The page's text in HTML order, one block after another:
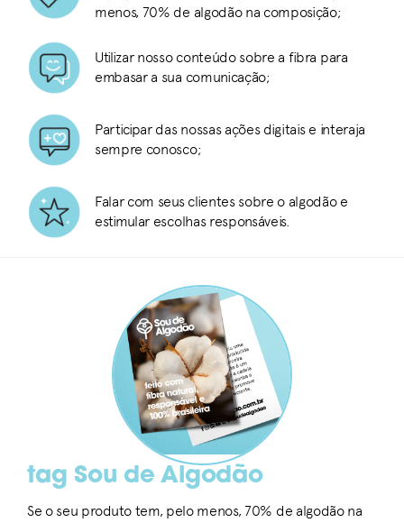
menos, 70% de algodão na composição;
Utilizar nosso conteúdo sobre a fibra para
embasar a sua comunicação;
Participar das nossas ações digitais e interaja
sempre conosco;
Falar com seus clientes sobre o algodão e
estimular escolhas responsáveis.
tag Sou de Algodão
Se o seu produto tem, pelo menos, 70% de algodão na